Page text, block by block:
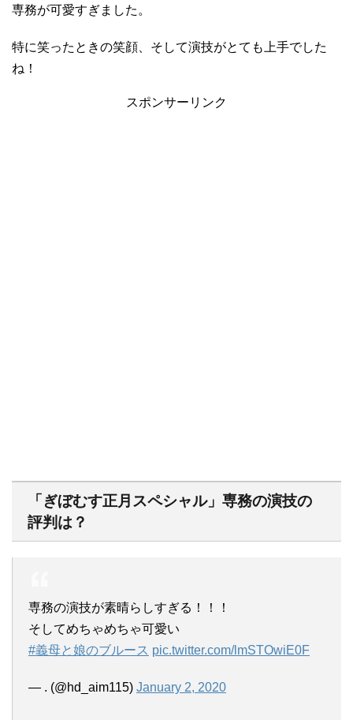
専務が可愛すぎました。
特に笑ったときの笑顔、そして演技がとても上手でした
ね！
スポンサーリンク
「ぎぼむす正月スペシャル」専務の演技の
評判は？
専務の演技が素晴らしすぎる！！！
そしてめちゃめちゃ可愛い
#義母と娘のブルース pic.twitter.com/lmSTOwiE0F
— . (@hd_aim115) January 2, 2020